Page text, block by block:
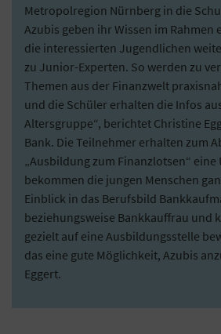
Metropolregion Nürnberg in die
Azubis geben ihr Wissen im Rahmen
die interessierten Jugendlichen
zu Junior-Experten. So werden zu
Themen aus der Finanzwelt
und die Schüler erhalten die Infos
Altersgruppe“, berichtet Christine
Bank. Die Teilnehmer erhalten zum
„Ausbildung zum Finanzlotsen“ eine
bekommen die jungen Menschen
Einblick in das Berufsbild
beziehungsweise Bankkauffrau und
gezielt auf eine Ausbildungsstelle
das eine gute Möglichkeit, Azubis
Eggert.